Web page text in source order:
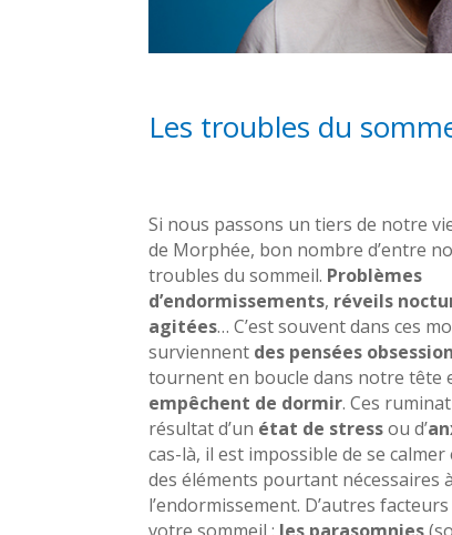
Les troubles du
Si nous passons un tiers de notre
de Morphée, bon nombre d’entre
troubles du sommeil. Problèmes
d’endormissements, réveils
agitées… C’est souvent dans ces
surviennent des pensées
tournent en boucle dans notre tête
empêchent de dormir. Ces
résultat d’un état de stressou d’
cas-là, il est impossible de se
des éléments pourtant nécessaires à
l’endormissement. D’autres